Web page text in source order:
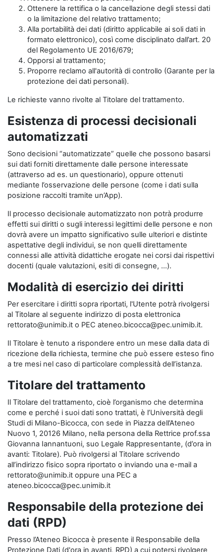
Ottenere la rettifica o la cancellazione degli stessi dati
o la limitazione del relativo trattamento;
Alla portabilità dei dati (diritto applicabile ai soli dati in
formato elettronico), così come disciplinato dall’art. 20
del Regolamento UE 2016/679;
Opporsi al trattamento;
Proporre reclamo all'autorità di controllo (Garante per la
protezione dei dati personali).
Le richieste vanno rivolte al Titolare del trattamento.
Esistenza di processi decisionali
automatizzati
Sono decisioni “automatizzate” quelle che possono basarsi
sui dati forniti direttamente dalle persone interessate
(attraverso ad es. un questionario), oppure ottenuti
mediante l’osservazione delle persone (come i dati sulla
posizione raccolti tramite un’App).
Il processo decisionale automatizzato non potrà produrre
effetti sui diritti o sugli interessi legittimi delle persone e non
dovrà avere un impatto significativo sulle ulteriori e distinte
aspettative degli individui, se non quelli direttamente
connessi alle attività didattiche erogate nei corsi dai rispettivi
docenti (quale valutazioni, esiti di consegne, …).
Modalità di esercizio dei diritti
Per esercitare i diritti sopra riportati, l'Utente potrà rivolgersi
al Titolare al seguente indirizzo di posta elettronica
rettorato@unimib.it o PEC ateneo.bicocca@pec.unimib.it.
Il Titolare è tenuto a rispondere entro un mese dalla data di
ricezione della richiesta, termine che può essere esteso fino
a tre mesi nel caso di particolare complessità dell’istanza.
Titolare del trattamento
Il Titolare del trattamento, cioè l’organismo che determina
come e perché i suoi dati sono trattati, è l’Università degli
Studi di Milano-Bicocca, con sede in Piazza dell’Ateneo
Nuovo 1, 20126 Milano, nella persona della Rettrice prof.ssa
Giovanna Iannantuoni, suo Legale Rappresentante, (d’ora in
avanti: Titolare). Può rivolgersi al Titolare scrivendo
all’indirizzo fisico sopra riportato o inviando una e-mail a
rettorato@unimib.it oppure una PEC a
ateneo.bicocca@pec.unimib.it
Responsabile della protezione dei
dati (RPD)
Presso l’Ateneo Bicocca è presente il Responsabile della
Protezione Dati (d'ora in avanti, RPD) a cui potersi rivolgere